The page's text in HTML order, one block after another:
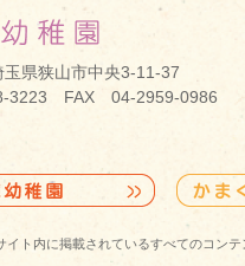
県狭山市中央3-11-37
3223 FAX 04-2959-0986
ト内に掲載されているすべてのコン